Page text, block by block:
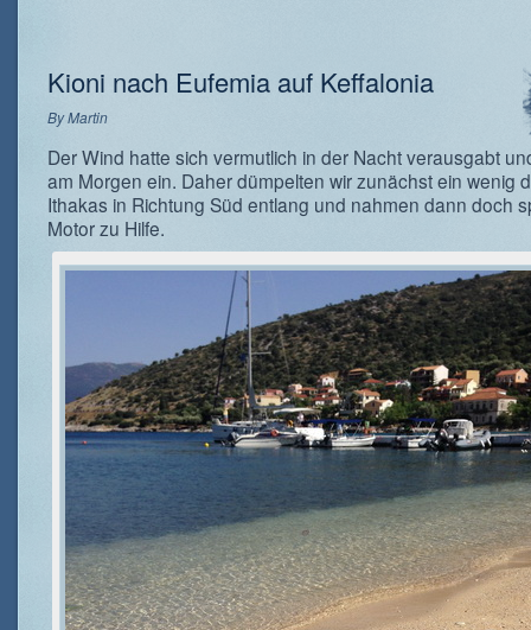
Kioni nach Eufemia auf Keffalonia
ByMartin
Der Wind hatte sich vermutlich in der Nacht verausgabt
am Morgen ein. Daher dümpelten wir zunächst ein wenig
Ithakas in Richtung Süd entlang und nahmen dann doch
Motor zu Hilfe.